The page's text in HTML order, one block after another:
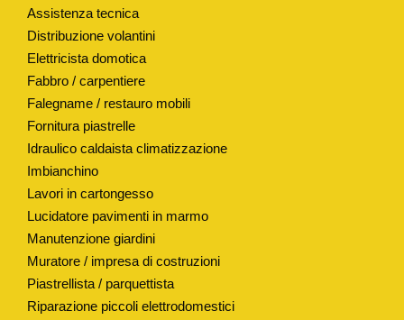
A
M
O
D
R
K
A
P
Assistenza tecnica
Distribuzione volantini
Elettricista domotica
Fabbro / carpentiere
Falegname / restauro mobili
Fornitura piastrelle
Idraulico caldaista climatizzazione
Imbianchino
Lavori in cartongesso
Lucidatore pavimenti in marmo
Manutenzione giardini
Muratore / impresa di costruzioni
Piastrellista / parquettista
Riparazione piccoli elettrodomestici